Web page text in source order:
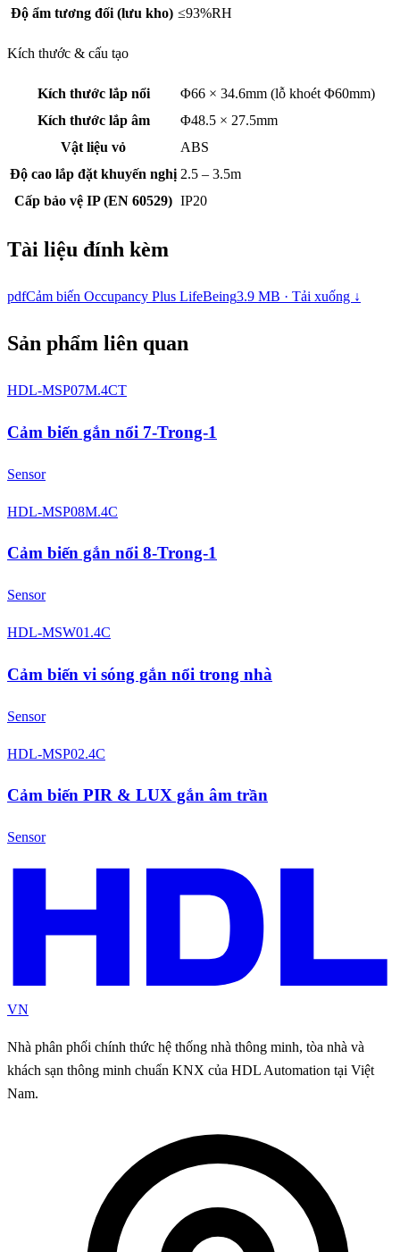
Độ ẩm tương đối (lưu kho) ≤93%RH
Kích thước & cấu tạo
Kích thước lắp nổi
Φ66 × 34.6mm (lỗ khoét Φ60mm)
Kích thước lắp âm
Φ48.5 × 27.5mm
Vật liệu vỏ
ABS
Độ cao lắp đặt khuyến nghị 2.5 – 3.5m
Cấp bảo vệ IP (EN 60529) IP20
Tài liệu đính kèm
pdfCảm biến Occupancy Plus LifeBeing3.9 MB · Tải xuống ↓
Sản phẩm liên quan
HDL-MSP07M.4CT
Cảm biến gắn nổi 7-Trong-1
Sensor
HDL-MSP08M.4C
Cảm biến gắn nổi 8-Trong-1
Sensor
HDL-MSW01.4C
Cảm biến vi sóng gắn nổi trong nhà
Sensor
HDL-MSP02.4C
Cảm biến PIR & LUX gắn âm trần
Sensor
VN
Nhà phân phối chính thức hệ thống nhà thông minh, tòa nhà và
khách sạn thông minh chuẩn KNX của HDL Automation tại Việt
Nam.